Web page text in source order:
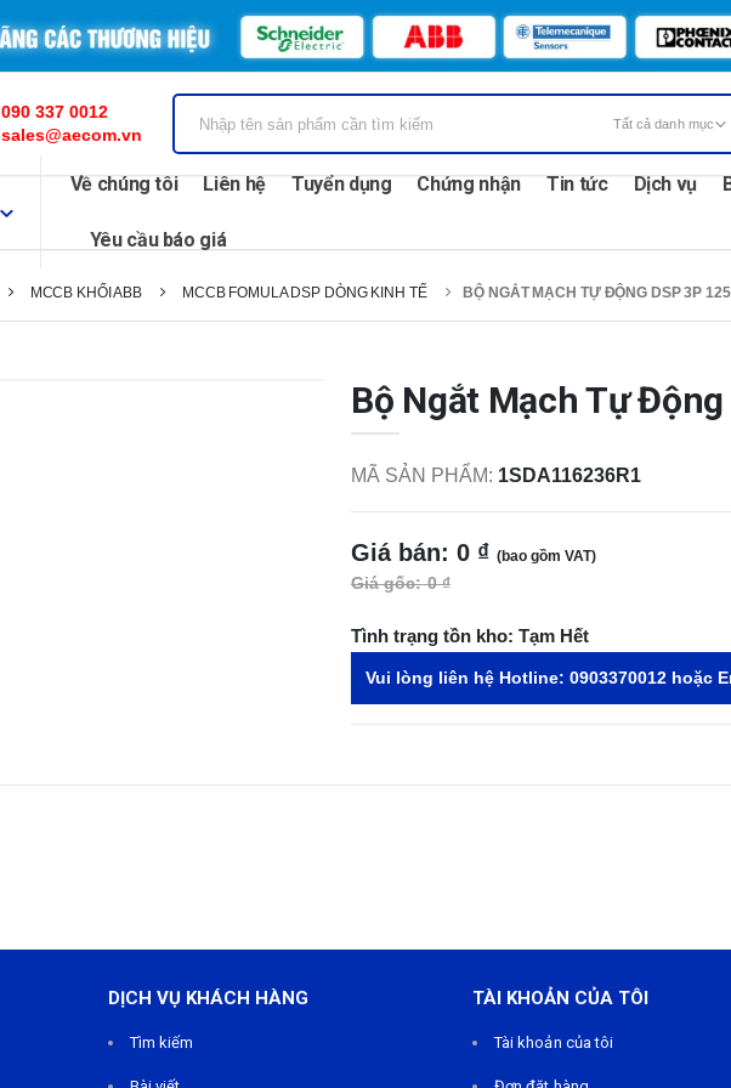
090 337 0012
sales@aecom.vn
Về chúng tôi Liên hệ Tuyển dụng Chứng nhận Tin tức Dịch vụ
Yêu cầu báo giá
MCCB KHỐI ABB MCCB FOMULA DSP DÒNG KINH TẾ BỘ NGẮT MẠCH TỰ ĐỘNG DSP 3P
Bộ Ngắt Mạch Tự
MÃ SẢN PHẨM: 1SDA116236R1
Giá bán: 0 ₫ (bao gồm VAT)
Giá gốc: 0 ₫
Tình trạng tồn kho: Tạm Hết
Vui lòng liên hệ Hotline: 0903370012 hoặc
DỊCH VỤ KHÁCH HÀNG
Tìm kiếm
TÀI KHOẢN CỦA TÔI
Tài khoản của tôi